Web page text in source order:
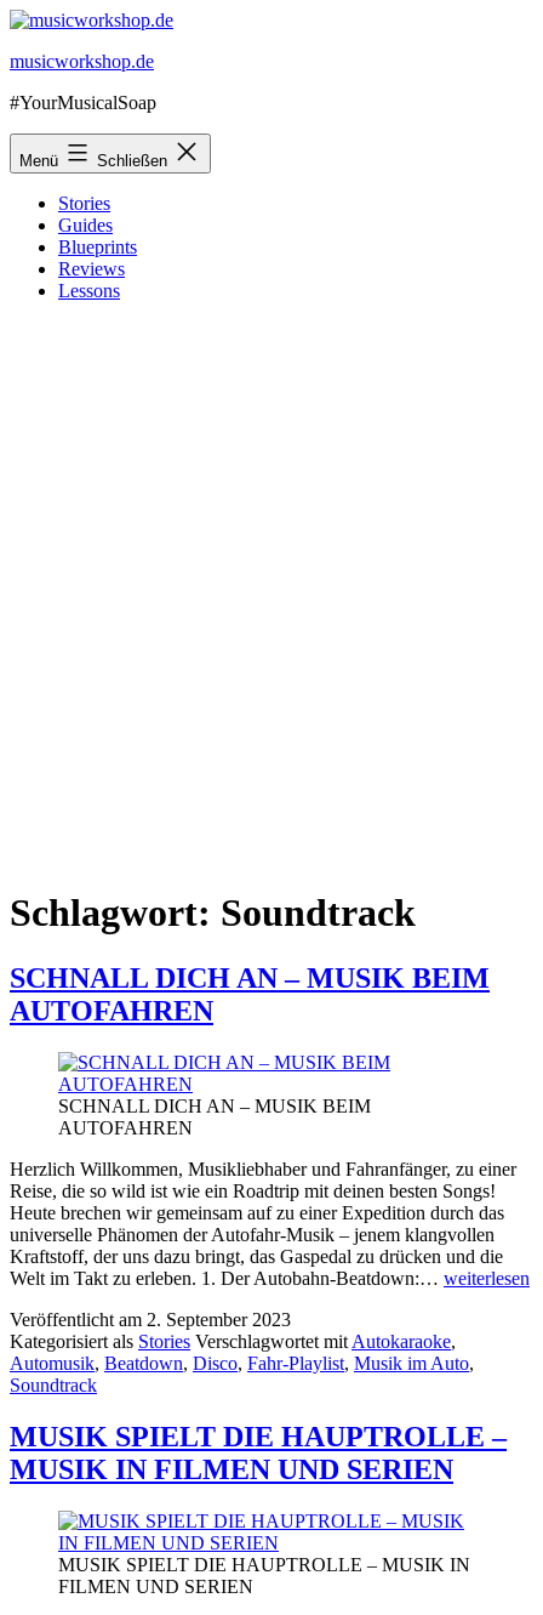
Zum
springen
musicworkshop.de
#YourMusicalSoap
Menü Schließen
Stories
Guides
Blueprints
Reviews
Lessons
Schlagwort: Soundtrack
SCHNALL DICH AN – MUSIK BEIM
AUTOFAHREN
SCHNALL DICH AN – MUSIK BEIM
AUTOFAHREN
Herzlich Willkommen, Musikliebhaber und Fahranfänger, zu einer
Reise, die so wild ist wie ein Roadtrip mit deinen besten Songs!
Heute brechen wir gemeinsam auf zu einer Expedition durch das
universelle Phänomen der Autofahr-Musik – jenem klangvollen
Kraftstoff, der uns dazu bringt, das Gaspedal zu drücken und die
Welt im Takt zu erleben. 1. Der Autobahn-Beatdown:… SCHNALL
–
MUSIK
weiterlesen
Veröffentlicht am 2. September 2023
Kategorisiert als Stories Verschlagwortet mit Autokaraoke,
Automusik, Beatdown, Disco, Fahr-Playlist, Musik im Auto,
Soundtrack
MUSIK SPIELT DIE HAUPTROLLE –
MUSIK IN FILMEN UND SERIEN
MUSIK SPIELT DIE HAUPTROLLE – MUSIK IN
FILMEN UND SERIEN